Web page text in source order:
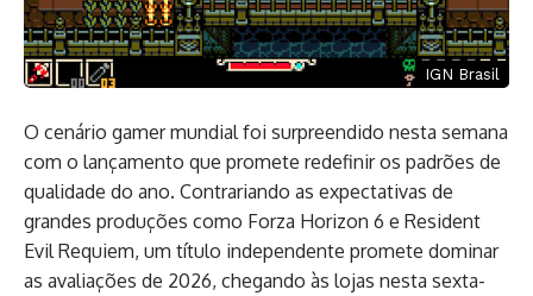
IGN Brasil
O cenário gamer mundial foi surpreendido nesta semana
com o lançamento que promete redefinir os padrões de
qualidade do ano. Contrariando as expectativas de
grandes produções como Forza Horizon 6 e Resident
Evil Requiem, um título independente promete dominar
as avaliações de 2026, chegando às lojas nesta sexta-